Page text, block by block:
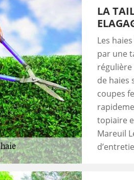
LA
Les
par une
régulière
de haies
coupes
topiaire
Mareuil